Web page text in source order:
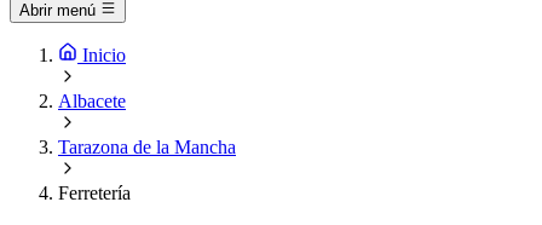
Abrir menú
Inicio
Albacete
Tarazona de la Mancha
Ferretería